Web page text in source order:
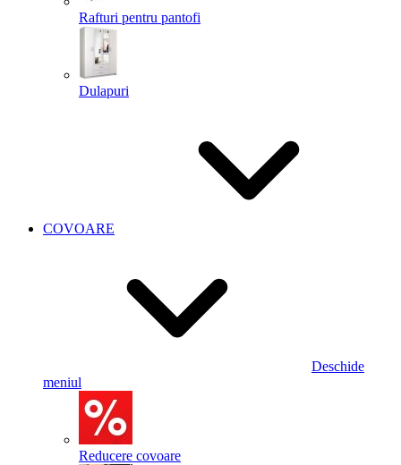
Rafturi pentru pantofi
Dulapuri
COVOARE
Deschide
meniul
Reducere covoare